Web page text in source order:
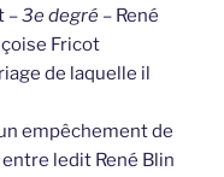
–3e degré – René
Fricot
de laquelle il
empêchement de
ledit René Blin